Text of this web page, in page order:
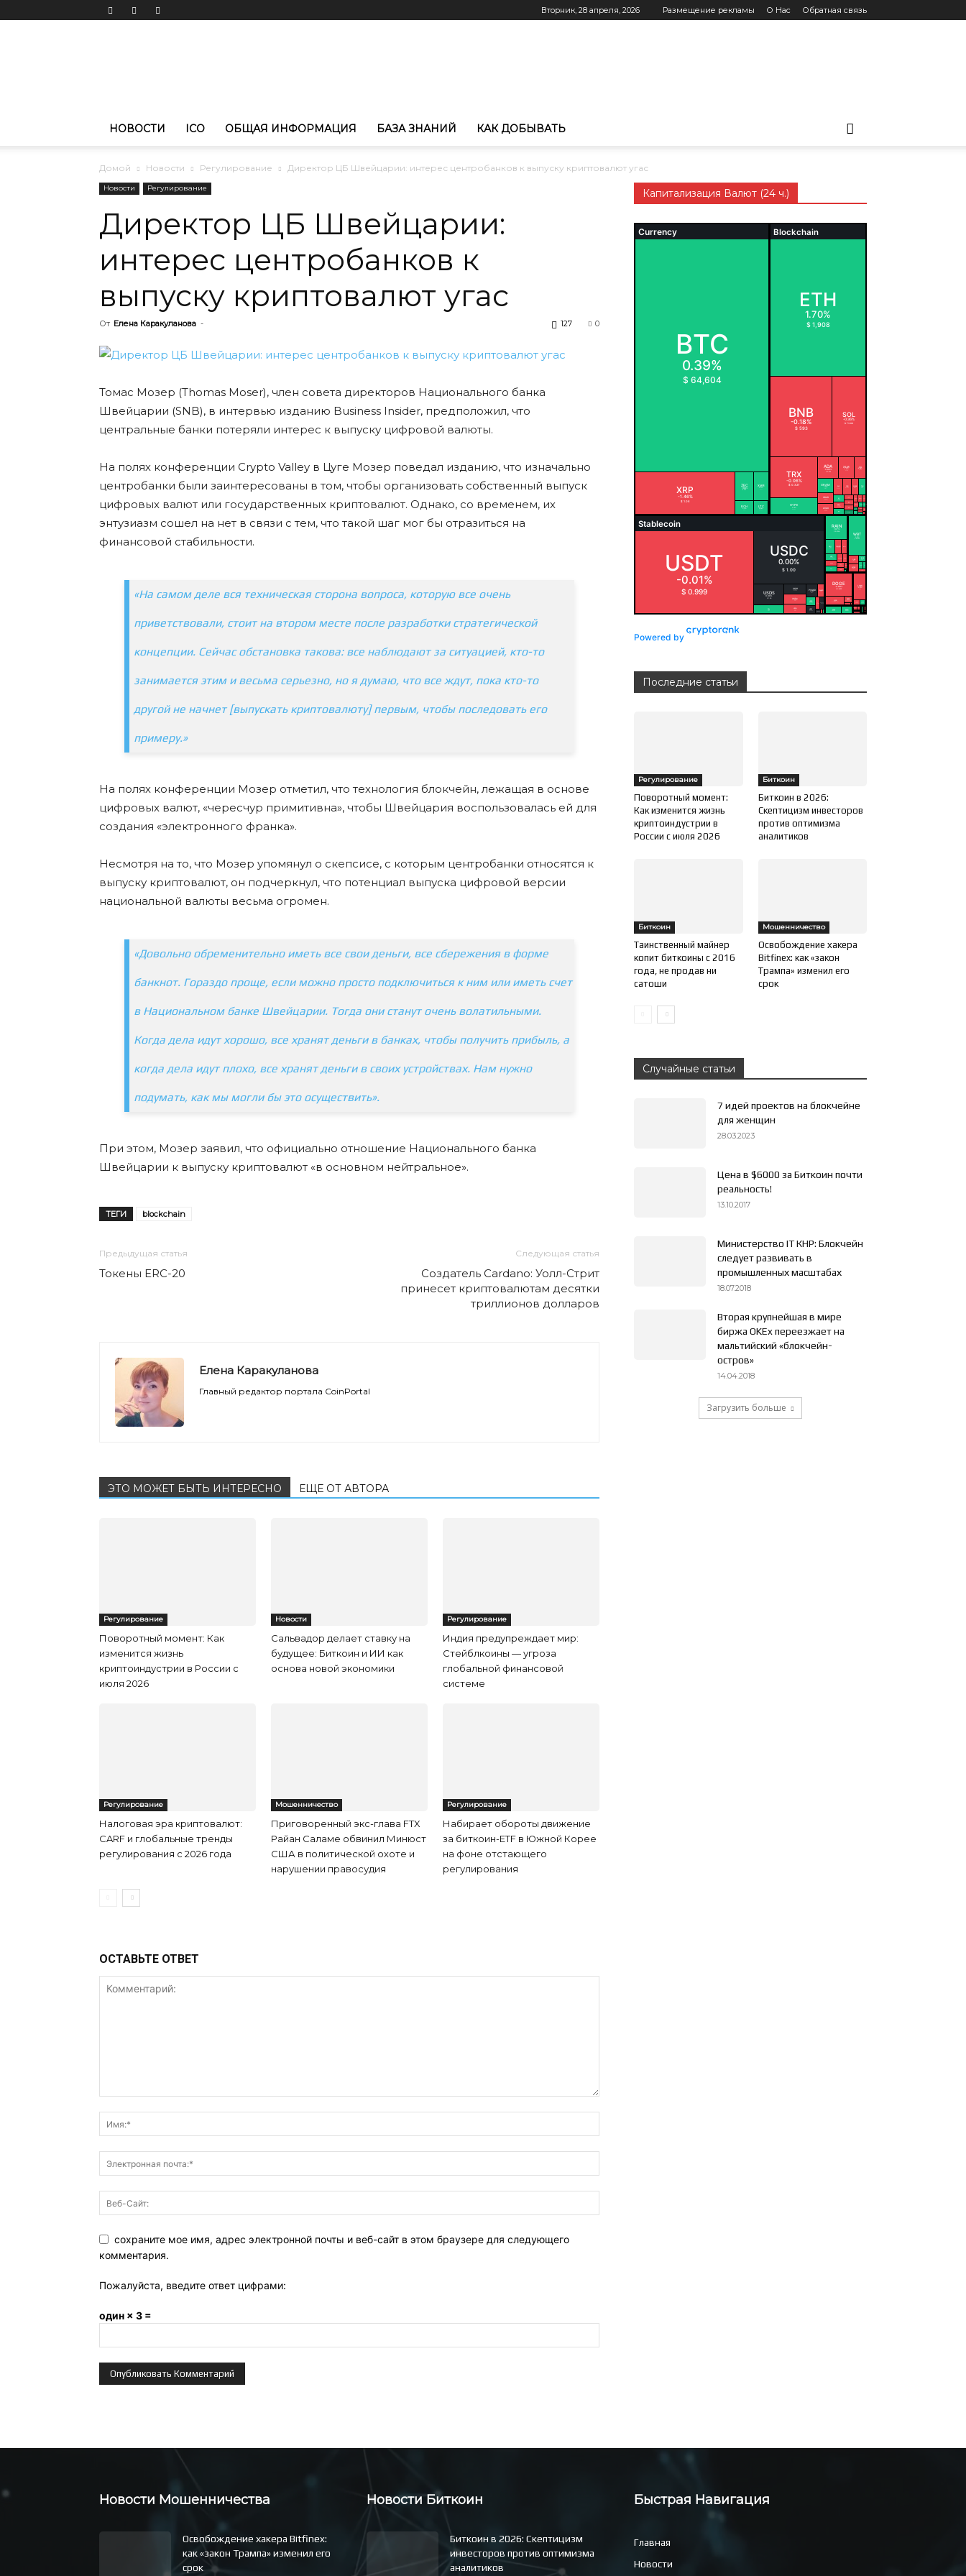
Вторник, 28 апреля, 2026 Размещение рекламы О Нас Обратная связь
НОВОСТИ ICO ОБЩАЯ ИНФОРМАЦИЯ БАЗА ЗНАНИЙ КАК ДОБЫВАТЬ
Домой Новости Регулирование Директор ЦБ Швейцарии: интерес центробанков к выпуску криптовалют угас
Новости Регулирование
Директор ЦБ Швейцарии:
интерес центробанков к
выпуску криптовалют угас
От Елена Каракуланова - 0
127
Томас Мозер (Thomas Moser), член совета директоров Национального банка
Швейцарии (SNB), в интервью изданию Business Insider, предположил, что
центральные банки потеряли интерес к выпуску цифровой валюты.
На полях конференции Crypto Valley в Цуге Мозер поведал изданию, что изначально
центробанки были заинтересованы в том, чтобы организовать собственный выпуск
цифровых валют или государственных криптовалют. Однако, со временем, их
энтузиазм сошел на нет в связи с тем, что такой шаг мог бы отразиться на
финансовой стабильности.
«На самом деле вся техническая сторона вопроса, которую все очень
приветствовали, стоит на втором месте после разработки стратегической
концепции. Сейчас обстановка такова: все наблюдают за ситуацией, кто-то
занимается этим и весьма серьезно, но я думаю, что все ждут, пока кто-то
другой не начнет [выпускать криптовалюту] первым, чтобы последовать его
примеру.»
На полях конференции Мозер отметил, что технология блокчейн, лежащая в основе
цифровых валют, «чересчур примитивна», чтобы Швейцария воспользовалась ей для
создания «электронного франка».
Несмотря на то, что Мозер упомянул о скепсисе, с которым центробанки относятся к
выпуску криптовалют, он подчеркнул, что потенциал выпуска цифровой версии
национальной валюты весьма огромен.
«Довольно обременительно иметь все свои деньги, все сбережения в форме
банкнот. Гораздо проще, если можно просто подключиться к ним или иметь счет
в Национальном банке Швейцарии. Тогда они станут очень волатильными.
Когда дела идут хорошо, все хранят деньги в банках, чтобы получить прибыль, а
когда дела идут плохо, все хранят деньги в своих устройствах. Нам нужно
подумать, как мы могли бы это осуществить».
При этом, Мозер заявил, что официально отношение Национального банка
Швейцарии к выпуску криптовалют «в основном нейтральное».
ТЕГИ blockchain
Предыдущая статья
Токены ERC-20
Следующая статья
Создатель Cardano: Уолл-Стрит
принесет криптовалютам десятки
триллионов долларов
Елена Каракуланова
Главный редактор портала CoinPortal
ЭТО МОЖЕТ БЫТЬ ИНТЕРЕСНО ЕЩЕ ОТ АВТОРА
Регулирование
Поворотный момент: Как
изменится жизнь
криптоиндустрии в России с
июля 2026
Новости
Сальвадор делает ставку на
будущее: Биткоин и ИИ как
основа новой экономики
Регулирование
Индия предупреждает мир:
Стейблкоины — угроза
глобальной финансовой
системе
Регулирование
Налоговая эра криптовалют:
CARF и глобальные тренды
регулирования с 2026 года
Мошенничество
Приговоренный экс-глава FTX
Райан Саламе обвинил Минюст
США в политической охоте и
нарушении правосудия
Регулирование
Набирает обороты движение
за биткоин-ETF в Южной Корее
на фоне отстающего
регулирования
ОСТАВЬТЕ ОТВЕТ
сохраните мое имя, адрес электронной почты и веб-сайт в этом браузере для следующего
комментария.
Пожалуйста, введите ответ цифрами:
один × 3 =
Капитализация Валют (24 ч.)
Powered by
Последние статьи
Регулирование
Поворотный момент:
Как изменится жизнь
криптоиндустрии в
России с июля 2026
Биткоин
Биткоин в 2026:
Скептицизм инвесторов
против оптимизма
аналитиков
Биткоин
Таинственный майнер
копит биткоины с 2016
года, не продав ни
сатоши
Мошенничество
Освобождение хакера
Bitfinex: как «закон
Трампа» изменил его
срок
Случайные статьи
7 идей проектов на блокчейне
для женщин
28.03.2023
Цена в $6000 за Биткоин почти
реальность!
13.10.2017
Министерство IT КНР: Блокчейн
следует развивать в
промышленных масштабах
18.07.2018
Вторая крупнейшая в мире
биржа OKEx переезжает на
мальтийский «блокчейн-
остров»
14.04.2018
Загрузить больше
Новости Мошенничества
Освобождение хакера Bitfinex:
как «закон Трампа» изменил его
срок
Новости Биткоин
Биткоин в 2026: Скептицизм
инвесторов против оптимизма
аналитиков
Быстрая Навигация
Главная
Новости